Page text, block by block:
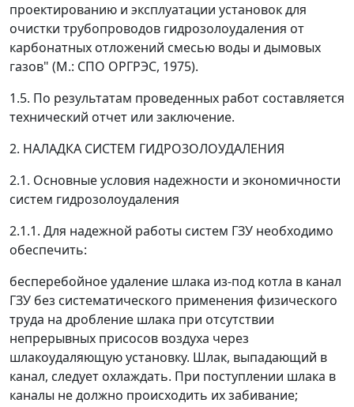
проектированию и эксплуатации установок для
очистки трубопроводов гидрозолоудаления от
карбонатных отложений смесью воды и дымовых
газов" (М.: СПО ОРГРЭС, 1975).
1.5. По результатам проведенных работ составляется
технический отчет или заключение.
2. НАЛАДКА СИСТЕМ ГИДРО3ОЛОУДАЛЕНИЯ
2.1. Основные условия надежности и экономичности
систем гидрозолоудаления
2.1.1. Для надежной работы систем ГЗУ необходимо
обеспечить:
бесперебойное удаление шлака из-под котла в канал
ГЗУ без систематического применения физического
труда на дробление шлака при отсутствии
непрерывных присосов воздуха через
шлакоудаляющую установку. Шлак, выпадающий в
канал, следует охлаждать. При поступлении шлака в
каналы не должно происходить их забивание;